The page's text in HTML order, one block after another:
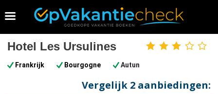
Vakantie 2026 boeken
Hotel Les Ursulines
3
Frankrijk Bourgogne Autun
Vergelijk 2 aanbiedingen: